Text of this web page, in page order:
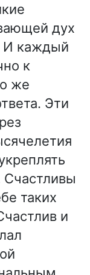
дух
И каждый
к
же
Эти
Счастливы
таких
и